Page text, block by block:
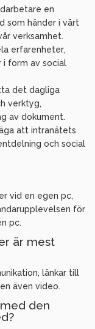
en
som händer i vårt
verksamhet.
erfarenheter,
form av social
det dagliga
verktyg,
av dokument.
att intranätets
och social
vid en egen pc,
för
pc.
är mest
länkar till
även video.
den